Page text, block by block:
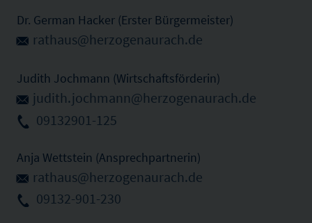
Dr. German Hacker (Erster Bürgermeister)
rathaus@herzogenaurach.de
Judith Jochmann (Wirtschaftsförderin)
judith.jochmann@herzogenaurach.de
09132901-125
Anja Wettstein (Ansprechpartnerin)
rathaus@herzogenaurach.de
09132-901-230